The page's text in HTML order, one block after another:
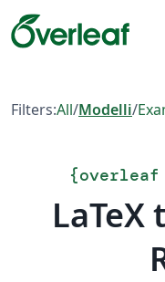
Filters:All/Modelli/
{